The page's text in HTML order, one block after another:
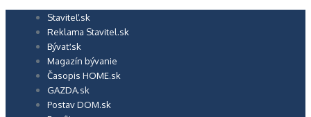
Preskočiť
Staviteľ.sk
Reklama Stavitel.sk
Bývať.sk
Magazín bývanie
Časopis HOME.sk
GAZDA.sk
Postav DOM.sk